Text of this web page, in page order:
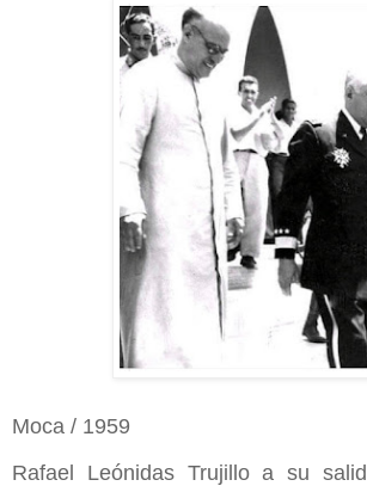
Moca / 1959
Rafael Leónidas Trujillo a su